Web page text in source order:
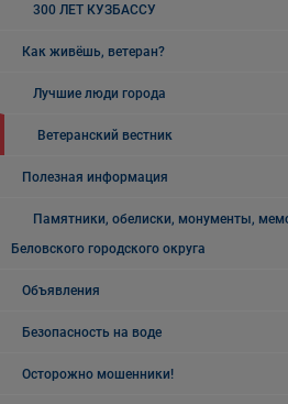
300 ЛЕТ КУЗБАССУ
Как живёшь, ветеран?
Лучшие люди города
Ветеранский вестник
Полезная информация
Памятники, обелиски, монументы,
Беловского городского округа
Объявления
Безопасность на воде
Осторожно мошенники!